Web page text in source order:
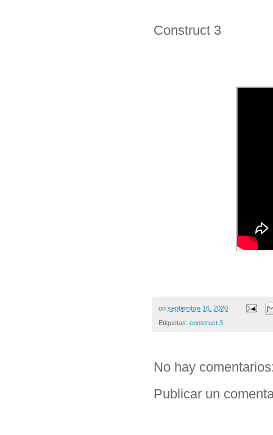
Construct 3
on septiembre 16, 2020
Etiquetas: construct 3
No hay
Publicar un